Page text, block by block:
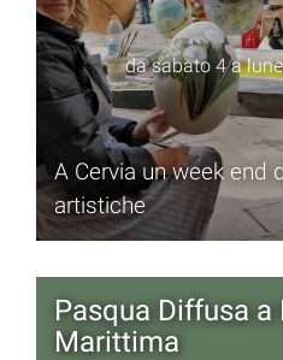
da sabato 4 a
A Cervia un week end
artistiche
Pasqua Diffusa a
Marittima